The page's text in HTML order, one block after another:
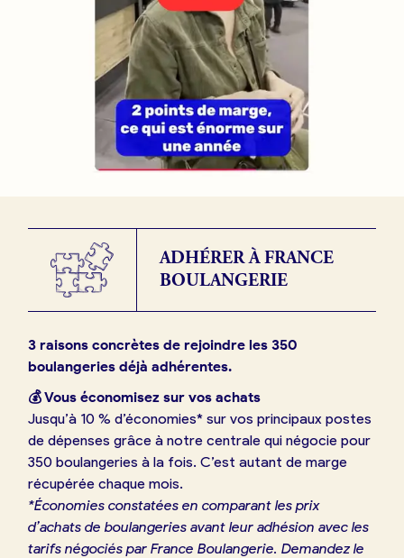
ADHÉRER À FRANCE
BOULANGERIE
3 raisons concrètes de rejoindre les 350
boulangeries déjà adhérentes.
💰 Vous économisez sur vos achats
Jusqu’à 10 % d’économies* sur vos principaux postes
de dépenses grâce à notre centrale qui négocie pour
350 boulangeries à la fois. C’est autant de marge
récupérée chaque mois.
*Économies constatées en comparant les prix
d’achats de boulangeries avant leur adhésion avec les
tarifs négociés par France Boulangerie. Demandez le